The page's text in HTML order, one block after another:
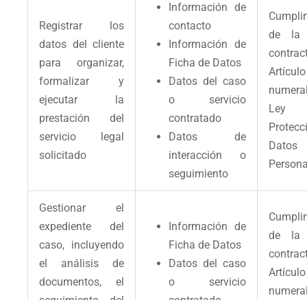
Registrar los
datos del cliente
para organizar,
formalizar y
ejecutar la
prestación del
servicio legal
solicitado
Información de
contacto
Información de
Ficha de Datos
Datos del caso
o servicio
contratado
Datos de
interacción o
seguimiento
de la
Datos
Gestionar el
expediente del
caso, incluyendo
el análisis de
documentos, el
Información de
Ficha de Datos
Datos del caso
o servicio
de la